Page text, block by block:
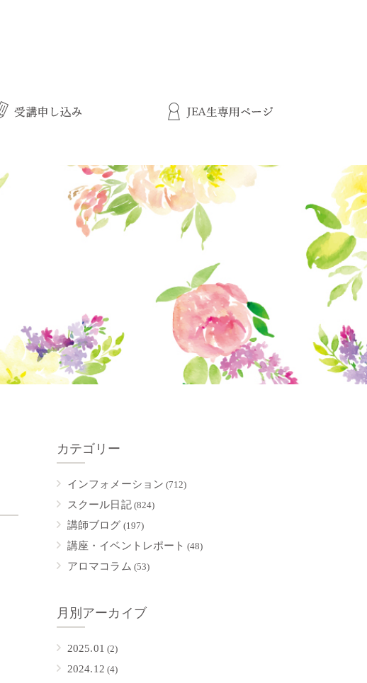
カテゴリー
インフォメーション (712)
スクール日記(824)
講師ブログ (197)
講座・イベントレポート (48)
アロマコラム (53)
月別アーカイブ
2025.01 (2)
2024.12 (4)